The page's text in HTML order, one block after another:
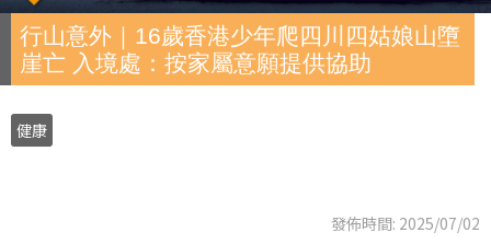
行山意外｜16歲香港少年爬四川四姑娘山墮
崖亡 入境處：按家屬意願提供協助
健康
發佈時間: 2025/07/02